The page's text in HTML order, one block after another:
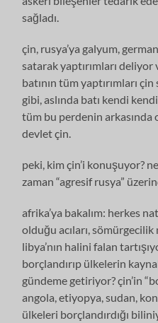
sağladı.
çin, rusya’ya galyum,
satarak yaptırımları
batının tüm yaptırımları
gibi, aslında batı kendi
tüm bu perdenin arkasında
devlet çin.
peki, kim çin’i konuşuyor?
zaman “agresif rusya”
afrika’ya bakalım: herkes
olduğu acıları, sömürgecilik
libya’nın halini falan
borçlandırıp ülkelerin
gündeme getiriyor? çin’in
angola, etiyopya, sudan,
ülkeleri borçlandırdığı